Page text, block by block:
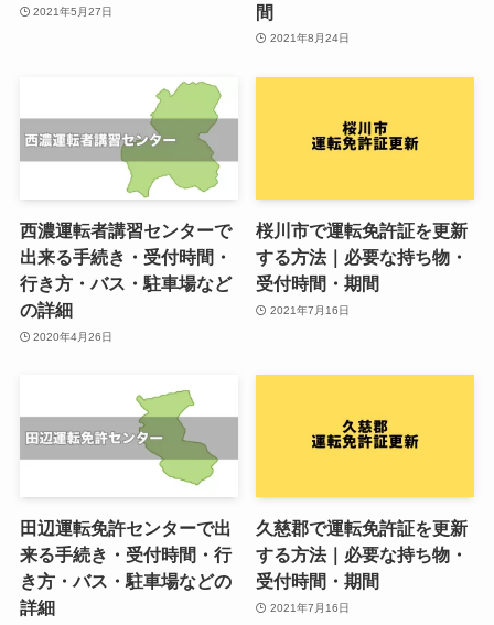
2021年5月27日
間
2021年8月24日
西濃運転者講習センターで
出来る手続き・受付時間・
行き方・バス・駐車場など
の詳細
2020年4月26日
桜川市で運転免許証を更新
する方法｜必要な持ち物・
受付時間・期間
2021年7月16日
田辺運転免許センターで出
来る手続き・受付時間・行
き方・バス・駐車場などの
詳細
久慈郡で運転免許証を更新
する方法｜必要な持ち物・
受付時間・期間
2021年7月16日